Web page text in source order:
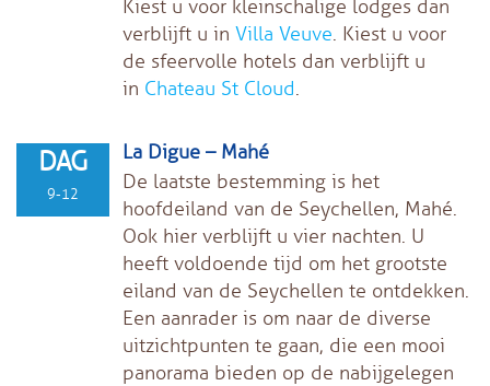
Kiest u voor kleinschalige lodges dan
verblijft u in Villa Veuve. Kiest u voor
de sfeervolle hotels dan verblijft u
in Chateau St Cloud.
DAG
9-12
La Digue – Mahé
De laatste bestemming is het
hoofdeiland van de Seychellen, Mahé.
Ook hier verblijft u vier nachten. U
heeft voldoende tijd om het grootste
eiland van de Seychellen te ontdekken.
Een aanrader is om naar de diverse
uitzichtpunten te gaan, die een mooi
panorama bieden op de nabijgelegen